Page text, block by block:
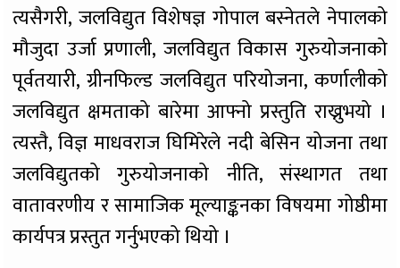
त्यसैगरी, जलविद्युत विशेषज्ञ गोपाल बस्नेतले नेपालको
मौजुदा उर्जा प्रणाली, जलविद्युत विकास गुरुयोजनाको
पूर्वतयारी, ग्रीनफिल्ड जलविद्युत परियोजना, कर्णालीको
जलविद्युत क्षमताको बारेमा आफ्नो प्रस्तुति राख्नुभयो ।
त्यस्तै, विज्ञ माधवराज घिमिरेले नदी बेसिन योजना तथा
जलविद्युतको गुरुयोजनाको नीति, संस्थागत तथा
वातावरणीय र सामाजिक मूल्याङ्कनका विषयमा गोष्ठीमा
कार्यपत्र प्रस्तुत गर्नुभएको थियो ।